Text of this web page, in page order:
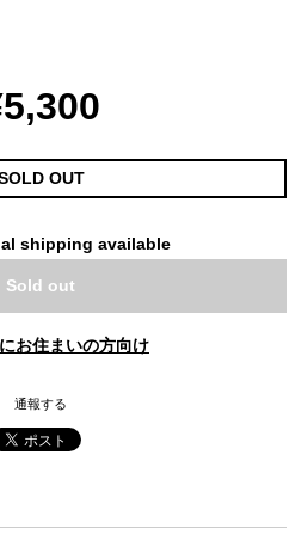
OUT
shipping available
Sold out
お住まいの方向け
通報する